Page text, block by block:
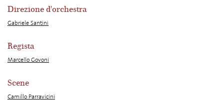
Direzione d'orchestra
Gabriele Santini
Regista
Marcello Govoni
Scene
Camillo Parravicini